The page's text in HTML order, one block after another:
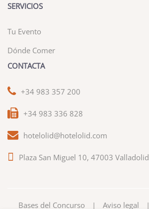
SERVICIOS
Tu Evento
Dónde Comer
CONTACTA
+34 983 357 200
+34 983 336 828
hotelolid@hotelolid.com
Plaza San Miguel 10, 47003 Valladolid
Bases del Concurso | Aviso legal |